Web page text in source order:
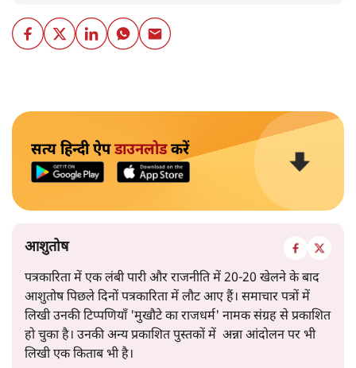
सत्य हिन्दी ऐपडाउनलोडकरें
आशुतोष
पत्रकारिता में एक लंबी पारी और राजनीति में 20-20 खेलने के बाद
आशुतोष पिछले दिनों पत्रकारिता में लौट आए हैं। समाचार पत्रों में
लिखी उनकी टिप्पणियाँ 'मुखौटे का राजधर्म' नामक संग्रह से प्रकाशित
हो चुका है। उनकी अन्य प्रकाशित पुस्तकों में अन्ना आंदोलन पर भी
लिखी एक किताब भी है।